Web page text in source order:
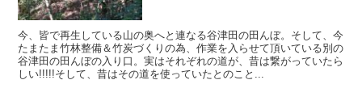
今、皆で再生している山の奥へと連なる谷津田の田んぼ。そして、今
たまたま竹林整備＆竹炭づくりの為、作業を入らせて頂いている別の
谷津田の田んぼの入り口。実はそれぞれの道が、昔は繋がっていたら
しい!!!!!そして、昔はその道を使っていたとのこと...